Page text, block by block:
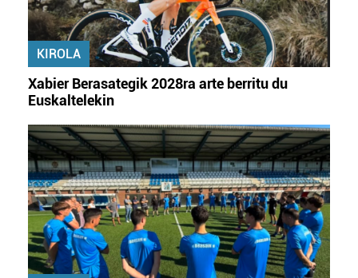
KIROLA
Xabier Berasategik 2028ra arte berritu du
Euskaltelekin